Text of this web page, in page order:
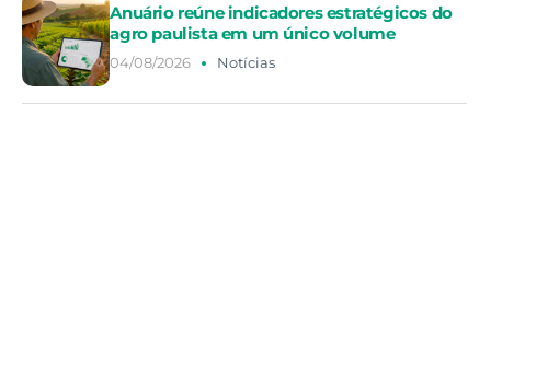
Anuário reúne indicadores estratégicos do
agro paulista em um único volume
04/08/2026 Notícias